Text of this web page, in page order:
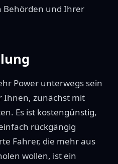
Behörden und Ihrer
Power unterwegs sein
Ihnen, zunächst mit
Es ist kostengünstig,
rückgängig
Fahrer, die mehr aus
wollen, ist ein